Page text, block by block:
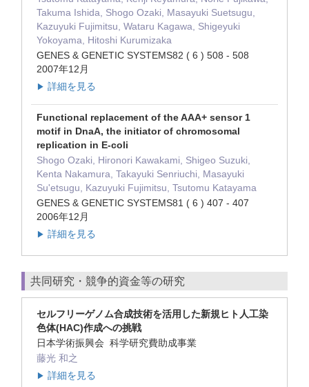
Takuma Ishida, Shogo Ozaki, Masayuki Suetsugu,
Kazuyuki Fujimitsu, Wataru Kagawa, Shigeyuki
Yokoyama, Hitoshi Kurumizaka
GENES & GENETIC SYSTEMS82 ( 6 ) 508 - 508
2007年12月
▶ 詳細を見る
Functional replacement of the AAA+ sensor 1
motif in DnaA, the initiator of chromosomal
replication in E-coli
Shogo Ozaki, Hironori Kawakami, Shigeo Suzuki,
Kenta Nakamura, Takayuki Senriuchi, Masayuki
Su'etsugu, Kazuyuki Fujimitsu, Tsutomu Katayama
GENES & GENETIC SYSTEMS81 ( 6 ) 407 - 407
2006年12月
▶ 詳細を見る
共同研究・競争的資金等の研究
セルフリーゲノム合成技術を活用した新規ヒト人工染
色体(HAC)作成への挑戦
日本学術振興会 科学研究費助成事業
藤光 和之
▶ 詳細を見る